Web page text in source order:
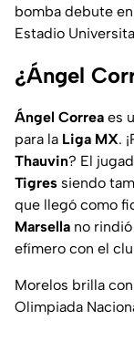
bomba debute
Estadio
¿Ángel
Ángel Correa es
para la Liga MX.
Thauvin? El
Tigres siendo
que llegó como
Marsella no
efímero con el
Morelos brilla
Olimpiada